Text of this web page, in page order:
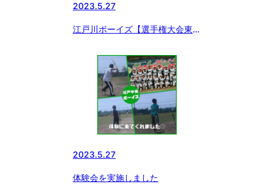
2023.5.27
江戸川ボーイズ【選手権大会東京
2023.5.27
体験会を実施しました